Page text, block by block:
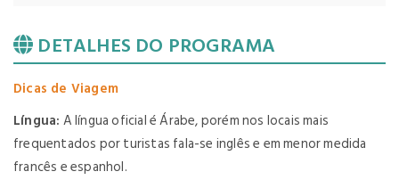
DETALHES DO PROGRAMA
Dicas de Viagem
Língua: A língua oficial é Árabe, porém nos locais mais
frequentados por turistas fala-se inglês e em menor medida
francês e espanhol.